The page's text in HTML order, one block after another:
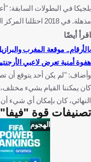
بلجيكا في البطولات السابقة:
مذهلة. في 2018 احتللنا المركز الثالث، وكان ذلك أمراً مذهلاً في ذلك الوقت".
اقرأ أيضًا
بالأرقام.. موقعة المغرب
هفوة أمنية تعرض لاعبي
وأضاف: "لم يكن أحد يتوقع أن
كان يمكننا القيام بشيء
النهائي، كان بإمكان أي شيء
تصنيفات قوة "فيفا"
الهجوم